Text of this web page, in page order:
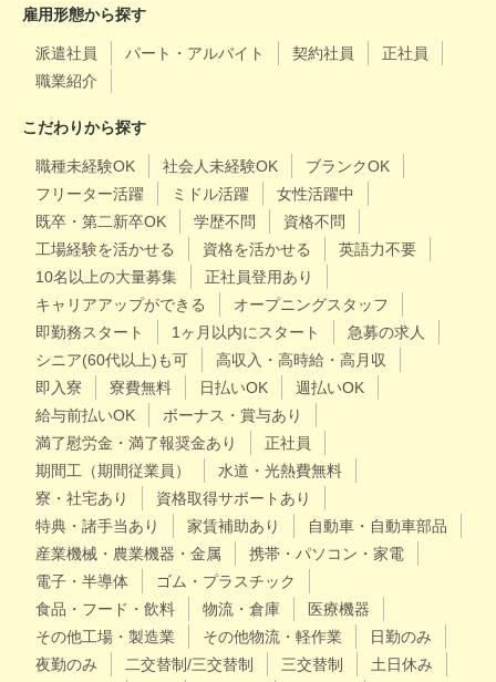
雇用形態から探す
派遣社員 パート・アルバイト 契約社員
正社員
職業紹介
こだわりから探す
職種未経験OK 社会人未経験OK
ブランクOK
フリーター活躍
ミドル活躍
女性活躍中
既卒・第二新卒OK
学歴不問
資格不問
工場経験を活かせる
資格を活かせる
英語力不要
10名以上の大量募集
正社員登用あり
キャリアアップができる
オープニングスタッフ
即勤務スタート
1ヶ月以内にスタート
急募の求人
シニア(60代以上)も可
高収入・高時給・高月収
即入寮
寮費無料 日払いOK
週払いOK
給与前払いOK
ボーナス・賞与あり
満了慰労金・満了報奨金あり
正社員
期間工（期間従業員）
水道・光熱費無料
寮・社宅あり
資格取得サポートあり
特典・諸手当あり
家賃補助あり
自動車・自動車部品
産業機械・農業機器・金属
携帯・パソコン・家電
電子・半導体
ゴム・プラスチック
食品・フード・飲料
物流・倉庫
医療機器
その他工場・製造業
その他物流・軽作業
日勤のみ
夜勤のみ
二交替制/三交替制 三交替制
土日休み